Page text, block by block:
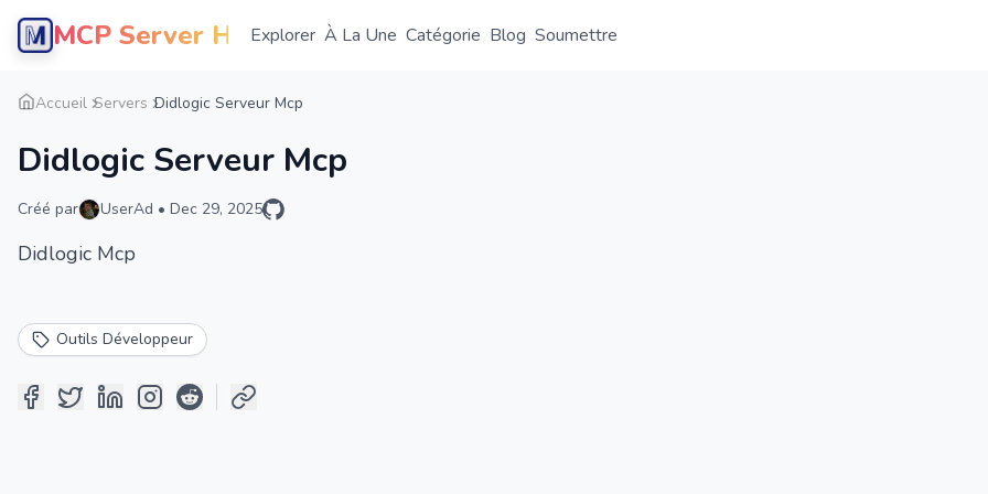
MCP Server HubExplorer À La Une Catégorie Blog Soumettre
Accueil Servers Didlogic Serveur Mcp
Didlogic Serveur Mcp
Créé par UserAd • Dec 29, 2025
Didlogic Mcp
Outils Développeur